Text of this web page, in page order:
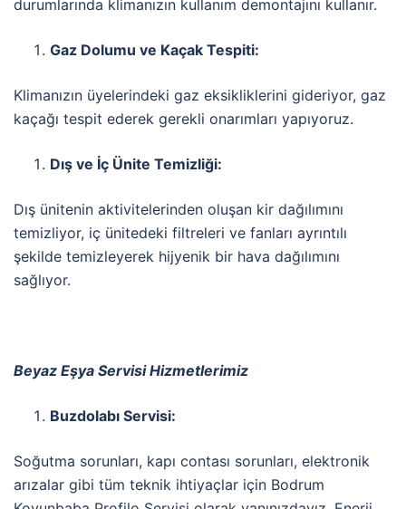
durumlarında klimanızın kullanım demontajını kullanır.
Gaz Dolumu ve Kaçak Tespiti:
Klimanızın üyelerindeki gaz eksikliklerini gideriyor, gaz
kaçağı tespit ederek gerekli onarımları yapıyoruz.
Dış ve İç Ünite Temizliği:
Dış ünitenin aktivitelerinden oluşan kir dağılımını
temizliyor, iç ünitedeki filtreleri ve fanları ayrıntılı
şekilde temizleyerek hijyenik bir hava dağılımını
sağlıyor.
Beyaz Eşya Servisi Hizmetlerimiz
Buzdolabı Servisi:
Soğutma sorunları, kapı contası sorunları, elektronik
arızalar gibi tüm teknik ihtiyaçlar için Bodrum